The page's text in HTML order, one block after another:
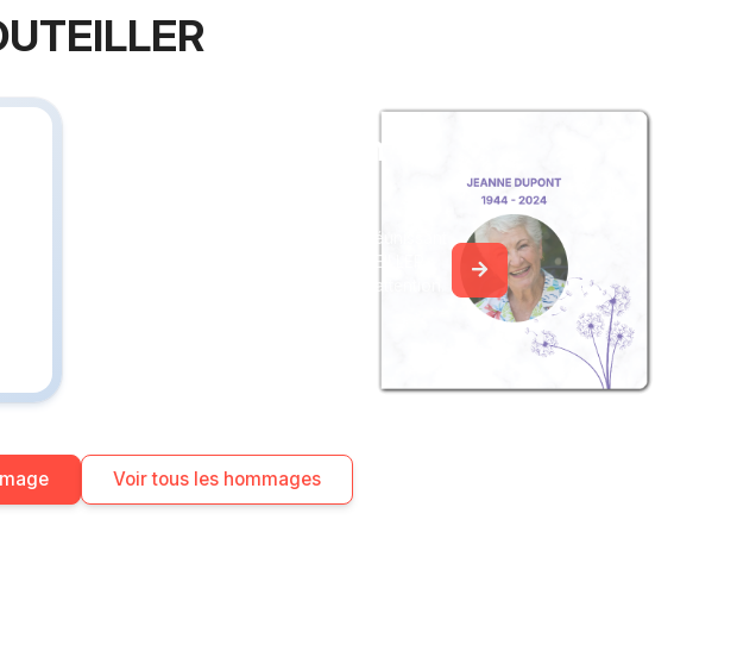
Créez un album
Créez un album collaboratif en réunissant
les hommages à Arlette LEBOUTEILLER,
pour vous ou pour une délicate attention.
Voir tous les hommages